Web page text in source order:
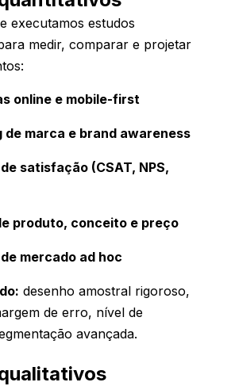
executamos estudos
medir, comparar e projetar
online e mobile-first
de marca e brand awareness
satisfação (CSAT, NPS,
produto, conceito e preço
mercado ad hoc
desenho amostral rigoroso,
de erro, nível de
avançada.